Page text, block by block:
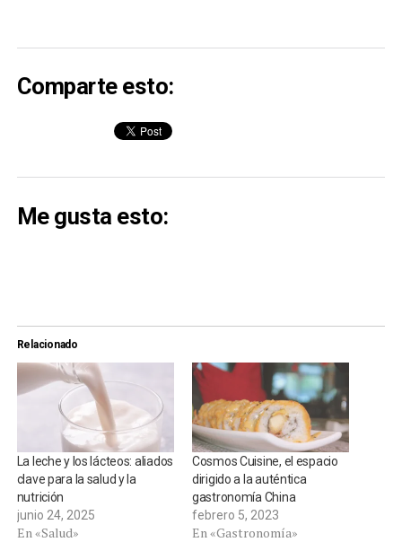
Comparte esto:
Me gusta esto:
Relacionado
La leche y los lácteos: aliados
clave para la salud y la
nutrición
junio 24, 2025
En «Salud»
Cosmos Cuisine, el espacio
dirigido a la auténtica
gastronomía China
febrero 5, 2023
En «Gastronomía»